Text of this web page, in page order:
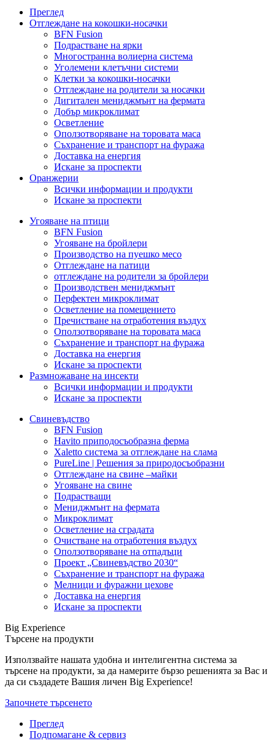
Преглед
Отглеждане на кокошки-носачки
BFN Fusion
Подрастване на ярки
Многостранна волиерна система
Уголемени клетъчни системи
Клетки за кокошки-носачки
Отглеждане на родители за носачки
Дигитален мениджмънт на фермата
Добър микроклимат
Осветление
Оползотворяване на торовата маса
Съхранение и транспорт на фуража
Доставка на енергия
Искане за проспекти
Оранжерии
Всички информации и продукти
Искане за проспекти
Угояване на птици
BFN Fusion
Угояване на бройлери
Производство на пуешко месо
Отглеждане на патици
отглеждане на родители за бройлери
Производствен мениджмънт
Перфектен микроклимат
Осветление на помещението
Пречистване на отработения въздух
Оползотворяване на торовата маса
Съхранение и транспорт на фуража
Доставка на енергия
Искане за проспекти
Размножаване на инсекти
Всички информации и продукти
Искане за проспекти
Свиневъдство
BFN Fusion
Havito приподосъобразна ферма
Xaletto система за отглеждане на слама
PureLine | Решения за природосъобразни
Отглеждане на свине –майки
Угояване на свине
Подрастващи
Мениджмънт на фермата
Микроклимат
Осветление на сградата
Очистване на отработения въздух
Оползотворяване на отпадъци
Проект „Свиневъдство 2030“
Съхранение и транспорт на фуража
Мелници и фуражни цехове
Доставка на енергия
Искане за проспекти
Big Experience
Търсене на продукти
Използвайте нашата удобна и интелигентна система за
търсене на продукти, за да намерите бързо решенията за Вас и
да си създадете Вашия личен Big Experience!
Започнете търсенето
Преглед
Подпомагане & сервиз